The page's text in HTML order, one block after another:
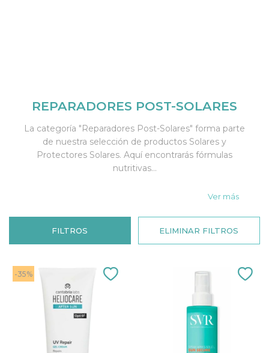
REPARADORES POST-SOLARES
La categoría "Reparadores Post-Solares" forma parte
de nuestra selección de productos Solares y
Protectores Solares. Aquí encontrarás fórmulas
nutritivas...
Ver más
FILTROS ELIMINAR FILTROS
-35%